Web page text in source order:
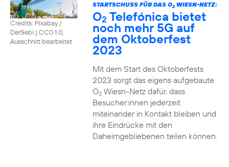
Credits: Pixabay /
DerSebi | CC0 1.0,
Ausschnitt bearbeitet
STARTSCHUSS FÜR DAS O2WIESN-NETZ:
O2 Telefónica bietet
noch mehr 5G auf
dem Oktoberfest
2023
Mit dem Start des Oktoberfests
2023 sorgt das eigens aufgebaute
O2Wiesn-Netz dafür, dass
Besucher:innen jederzeit
miteinander in Kontakt bleiben und
ihre Eindrücke mit den
Daheimgebliebenen teilen können.